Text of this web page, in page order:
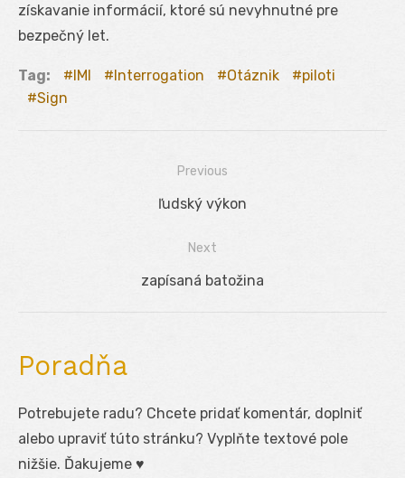
získavanie informácií, ktoré sú nevyhnutné pre
bezpečný let.
Tag: IMI Interrogation Otáznik
piloti
Sign
Previous
Previous
ľudský výkon
Next
Next
zapísaná batožina
Poradňa
Potrebujete radu? Chcete pridať komentár, doplniť
alebo upraviť túto stránku? Vyplňte textové pole
nižšie. Ďakujeme ♥